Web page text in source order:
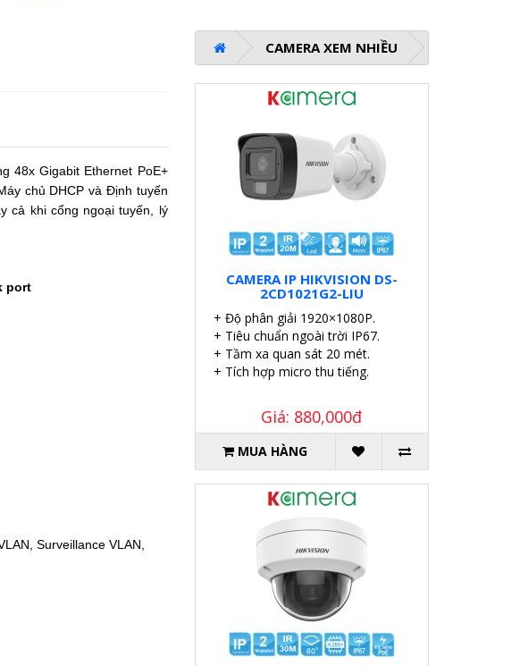
48x Gigabit Ethernet PoE+
chủ DHCP và Định tuyến
cả khi cổng ngoại tuyến, lý
port
Surveillance VLAN,
CAMERA XEM NHIỀU
CAMERA IP HIKVISION DS-
2CD1021G2-LIU
+ Độ phân giải 1920×1080P.
+ Tiêu chuẩn ngoài trời IP67.
+ Tầm xa quan sát 20 mét.
+ Tích hợp micro thu tiếng.
Giá: 880,000đ
MUA HÀNG